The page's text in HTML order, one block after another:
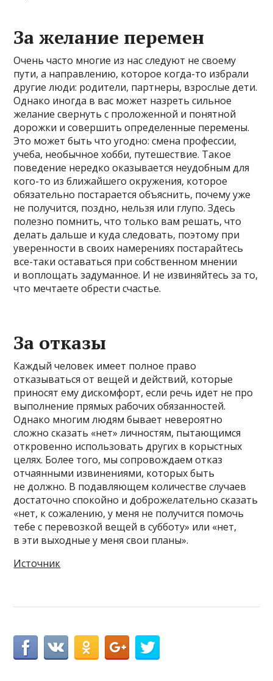
За желание перемен
Очень часто многие из нас следуют не своему
пути, а направлению, которое когда-то избрали
другие люди: родители, партнеры, взрослые дети.
Однако иногда в вас может назреть сильное
желание свернуть с проложенной и понятной
дорожки и совершить определенные перемены.
Это может быть что угодно: смена профессии,
учеба, необычное хобби, путешествие. Такое
поведение нередко оказывается неудобным для
кого-то из ближайшего окружения, которое
обязательно постарается объяснить, почему уже
не получится, поздно, нельзя или глупо. Здесь
полезно помнить, что только вам решать, что
делать дальше и куда следовать, поэтому при
уверенности в своих намерениях постарайтесь
все-таки оставаться при собственном мнении
и воплощать задуманное. И не извиняйтесь за то,
что мечтаете обрести счастье.
За отказы
Каждый человек имеет полное право
отказываться от вещей и действий, которые
приносят ему дискомфорт, если речь идет не про
выполнение прямых рабочих обязанностей.
Однако многим людям бывает невероятно
сложно сказать «нет» личностям, пытающимся
откровенно использовать других в корыстных
целях. Более того, мы сопровождаем отказ
отчаянными извинениями, которых быть
не должно. В подавляющем количестве случаев
достаточно спокойно и доброжелательно сказать
«нет, к сожалению, у меня не получится помочь
тебе с перевозкой вещей в субботу» или «нет,
в эти выходные у меня свои планы».
Источник